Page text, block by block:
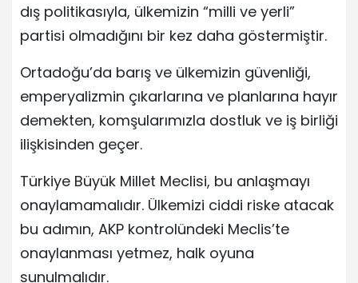
dış politikasıyla, ülkemizin “milli ve yerli”
partisi olmadığını bir kez daha göstermiştir.
Ortadoğu’da barış ve ülkemizin güvenliği,
emperyalizmin çıkarlarına ve planlarına hayır
demekten, komşularımızla dostluk ve iş birliği
ilişkisinden geçer.
Türkiye Büyük Millet Meclisi, bu anlaşmayı
onaylamamalıdır. Ülkemizi ciddi riske atacak
bu adımın, AKP kontrolündeki Meclis’te
onaylanması yetmez, halk oyuna
sunulmalıdır.